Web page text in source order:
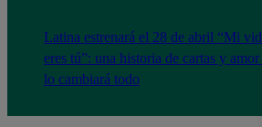
Latina estrenará el 28 de abril “Mi
eres tú”: una historia de cartas y
lo cambiará todo